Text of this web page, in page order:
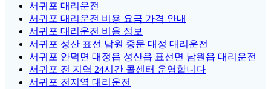
서귀포 대리운전
서귀포 대리운전 비용 요금 가격 안내
서귀포 대리운전 비용 정보
서귀포 성산 표선 남원 중문 대정 대리운전
서귀포 안덕면 대정읍 성산읍 표선면 남원읍 대리운전
서귀포 전 지역 24시간 콜센터 운영합니다
서귀포 전지역 대리운전